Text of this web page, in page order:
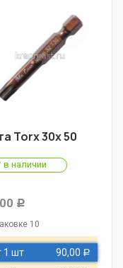
Torx 30х 50
в наличии
Р
10
1 шт 90,00 Р